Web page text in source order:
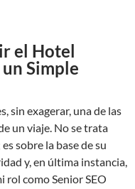
el Hotel
Simple
sin exagerar, una de las
un viaje. No se trata
sobre la base de su
y, en última instancia,
rol como Senior SEO